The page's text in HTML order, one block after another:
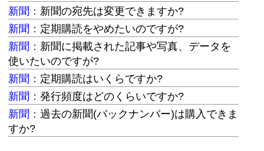
新聞 ： 新聞の宛先は変更できますか?
新聞 ： 定期購読をやめたいのですが?
新聞 ： 新聞に掲載された記事や写真、データを
使いたいのですが?
新聞 ： 定期購読はいくらですか?
新聞 ： 発行頻度はどのくらいですか?
新聞 ： 過去の新聞(バックナンバー)は購入できま
すか?